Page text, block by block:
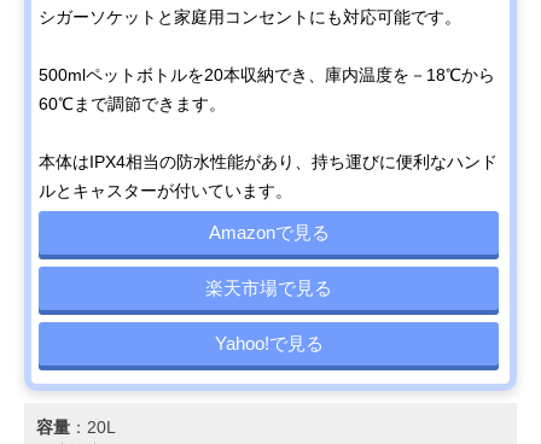
シガーソケットと家庭用コンセントにも対応可能です。
500mlペットボトルを20本収納でき、庫内温度を－18℃から
60℃まで調節できます。
本体はIPX4相当の防水性能があり、持ち運びに便利なハンド
ルとキャスターが付いています。
Amazonで見る
楽天市場で見る
Yahoo!で見る
容量 ：20L